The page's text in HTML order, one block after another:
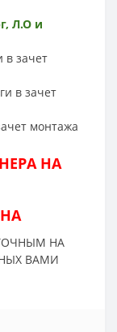
Л.О и
в зачет
в зачет
монтажа
НА
НА
ВАМИ